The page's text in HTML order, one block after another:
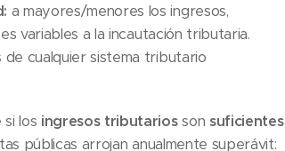
a mayores/menores los ingresos,
variables a la incautación tributaria.
cualquier sistema tributario
los ingresos tributariosson suficientes
públicas arrojan anualmente superávit: